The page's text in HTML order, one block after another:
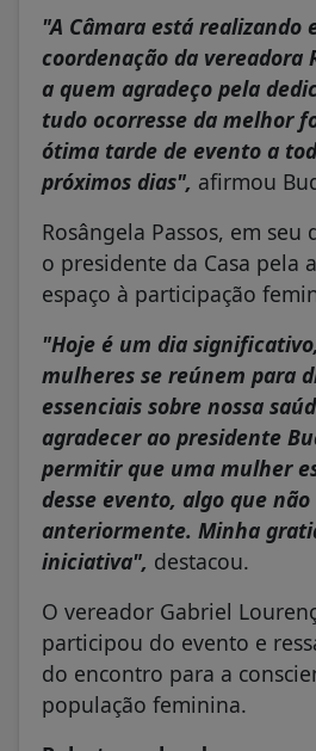
"A Câmara está realizando
coordenação da vereadora
a quem agradeço pela
tudo ocorresse da melhor
ótima tarde de evento a
próximos dias", afirmou
Rosângela Passos, em
o presidente da Casa pela
espaço à participação
"Hoje é um dia
mulheres se reúnem para
essenciais sobre nossa
agradecer ao presidente
permitir que uma mulher
desse evento, algo que
anteriormente. Minha
iniciativa", destacou.
O vereador Gabriel
participou do evento e
do encontro para a
população feminina.